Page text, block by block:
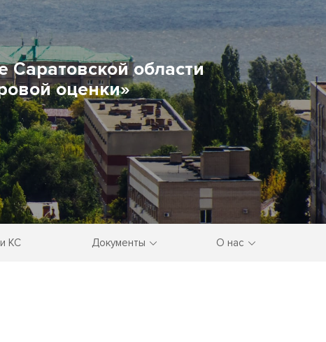
Саратовской области
оценки»
КС Документы О нас